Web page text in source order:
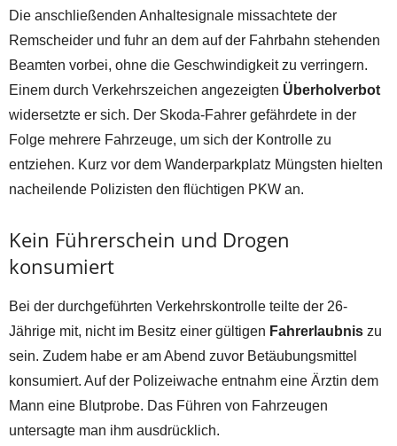
Die anschließenden Anhaltesignale missachtete der
Remscheider und fuhr an dem auf der Fahrbahn stehenden
Beamten vorbei, ohne die Geschwindigkeit zu verringern.
Einem durch Verkehrszeichen angezeigten Überholverbot
widersetzte er sich. Der Skoda-Fahrer gefährdete in der
Folge mehrere Fahrzeuge, um sich der Kontrolle zu
entziehen. Kurz vor dem Wanderparkplatz Müngsten hielten
nacheilende Polizisten den flüchtigen PKW an.
Kein Führerschein und Drogen
konsumiert
Bei der durchgeführten Verkehrskontrolle teilte der 26-
Jährige mit, nicht im Besitz einer gültigen Fahrerlaubnis zu
sein. Zudem habe er am Abend zuvor Betäubungsmittel
konsumiert. Auf der Polizeiwache entnahm eine Ärztin dem
Mann eine Blutprobe. Das Führen von Fahrzeugen
untersagte man ihm ausdrücklich.